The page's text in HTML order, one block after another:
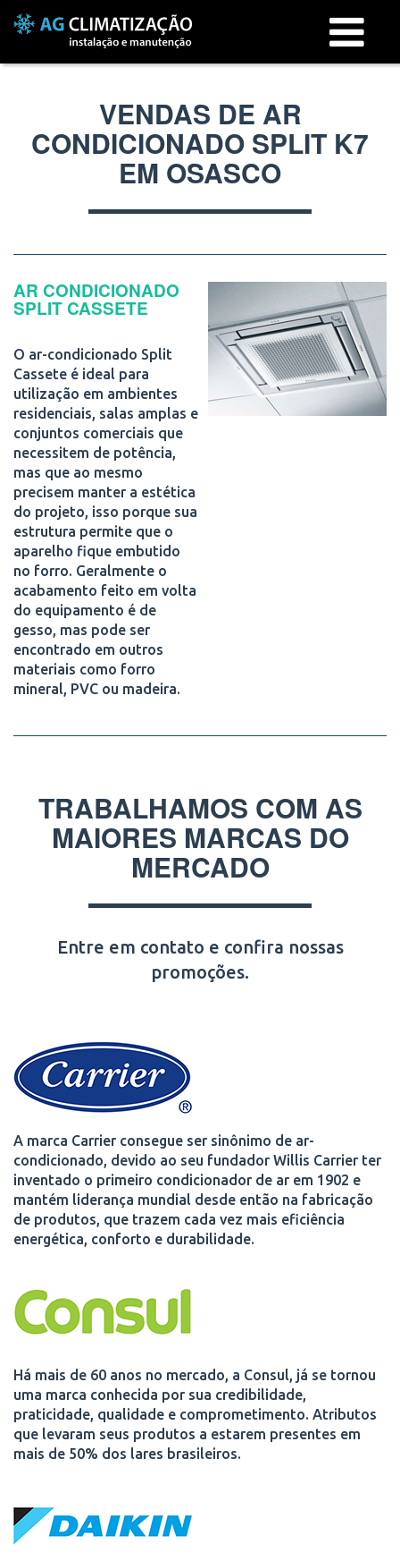
Menu
VENDAS DE AR
CONDICIONADO SPLIT K7
EM OSASCO
AR CONDICIONADO
SPLIT CASSETE
O ar-condicionado Split
Cassete é ideal para
utilização em ambientes
residenciais, salas amplas e
conjuntos comerciais que
necessitem de potência,
mas que ao mesmo
precisem manter a estética
do projeto, isso porque sua
estrutura permite que o
aparelho fique embutido
no forro. Geralmente o
acabamento feito em volta
do equipamento é de
gesso, mas pode ser
encontrado em outros
materiais como forro
mineral, PVC ou madeira.
TRABALHAMOS COM AS
MAIORES MARCAS DO
MERCADO
Entre em contato e confira nossas
promoções.
A marca Carrier consegue ser sinônimo de ar-
condicionado, devido ao seu fundador Willis Carrier ter
inventado o primeiro condicionador de ar em 1902 e
mantém liderança mundial desde então na fabricação
de produtos, que trazem cada vez mais eficiência
energética, conforto e durabilidade.
Há mais de 60 anos no mercado, a Consul, já se tornou
uma marca conhecida por sua credibilidade,
praticidade, qualidade e comprometimento. Atributos
que levaram seus produtos a estarem presentes em
mais de 50% dos lares brasileiros.